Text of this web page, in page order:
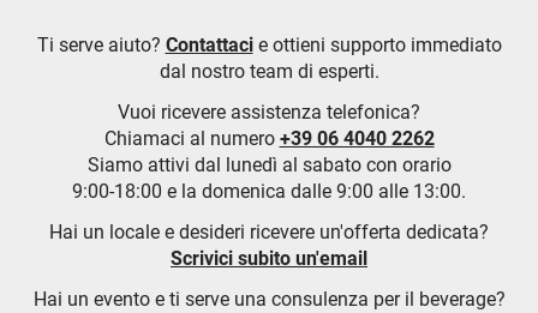
Ti serve aiuto? Contattacie ottieni supporto immediato
dal nostro team di esperti.
Vuoi ricevere assistenza telefonica?
Chiamaci al numero +39 06 4040 2262
Siamo attivi dal lunedì al sabato con orario
9:00-18:00 e la domenica dalle 9:00 alle 13:00.
Hai un locale e desideri ricevere un'offerta dedicata?
Scrivici subito un'email
Hai un evento e ti serve una consulenza per il beverage?